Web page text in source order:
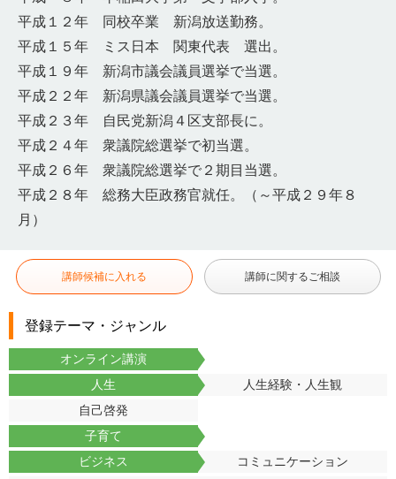
平成１２年 同校卒業 新潟放送勤務。
平成１５年 ミス日本 関東代表 選出。
平成１９年 新潟市議会議員選挙で当選。
平成２２年 新潟県議会議員選挙で当選。
平成２３年 自民党新潟４区支部長に。
平成２４年 衆議院総選挙で初当選。
平成２６年 衆議院総選挙で２期目当選。
平成２８年 総務大臣政務官就任。（～平成２９年８
月）
講師候補に入れる 講師に関するご相談
登録テーマ・ジャンル
オンライン講演
人生
人生経験・人生観
自己啓発
子育て
ビジネス
コミュニケーション